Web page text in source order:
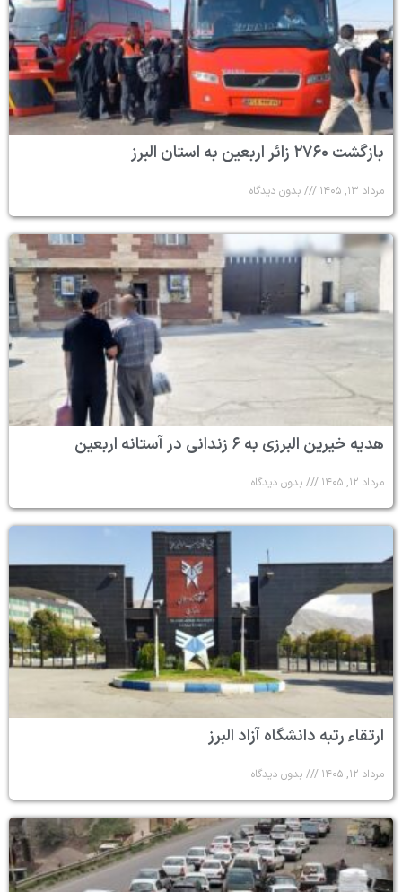
بازگشت ۲۷۶۰ زائر اربعین به استان البرز
مرداد ۱۳, ۱۴۰۵ بدون دیدگاه
هدیه خیرین البرزی به ۶ زندانی در آستانه اربعین
مرداد ۱۲, ۱۴۰۵ بدون دیدگاه
ارتقاء رتبه دانشگاه آزاد البرز
مرداد ۱۲, ۱۴۰۵ بدون دیدگاه